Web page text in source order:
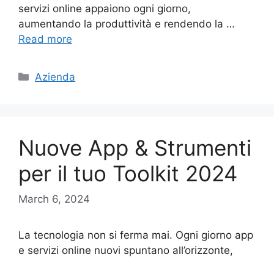
servizi online appaiono ogni giorno,
aumentando la produttività e rendendo la …
Read more
Categories
Azienda
Nuove App & Strumenti
per il tuo Toolkit 2024
March 6, 2024
La tecnologia non si ferma mai. Ogni giorno app
e servizi online nuovi spuntano all’orizzonte,